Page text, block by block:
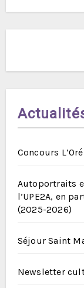
Concours
Autoportraits
l’UPE2A, en
(2025-2026)
Séjour Saint
Newsletter